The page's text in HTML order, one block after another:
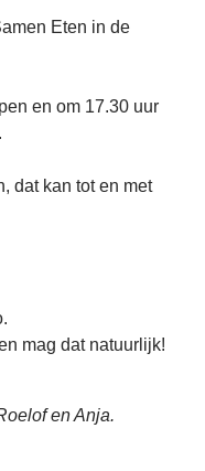
Eten in de
en om 17.30 uur
dat kan tot en met
mag dat natuurlijk!
en Anja.